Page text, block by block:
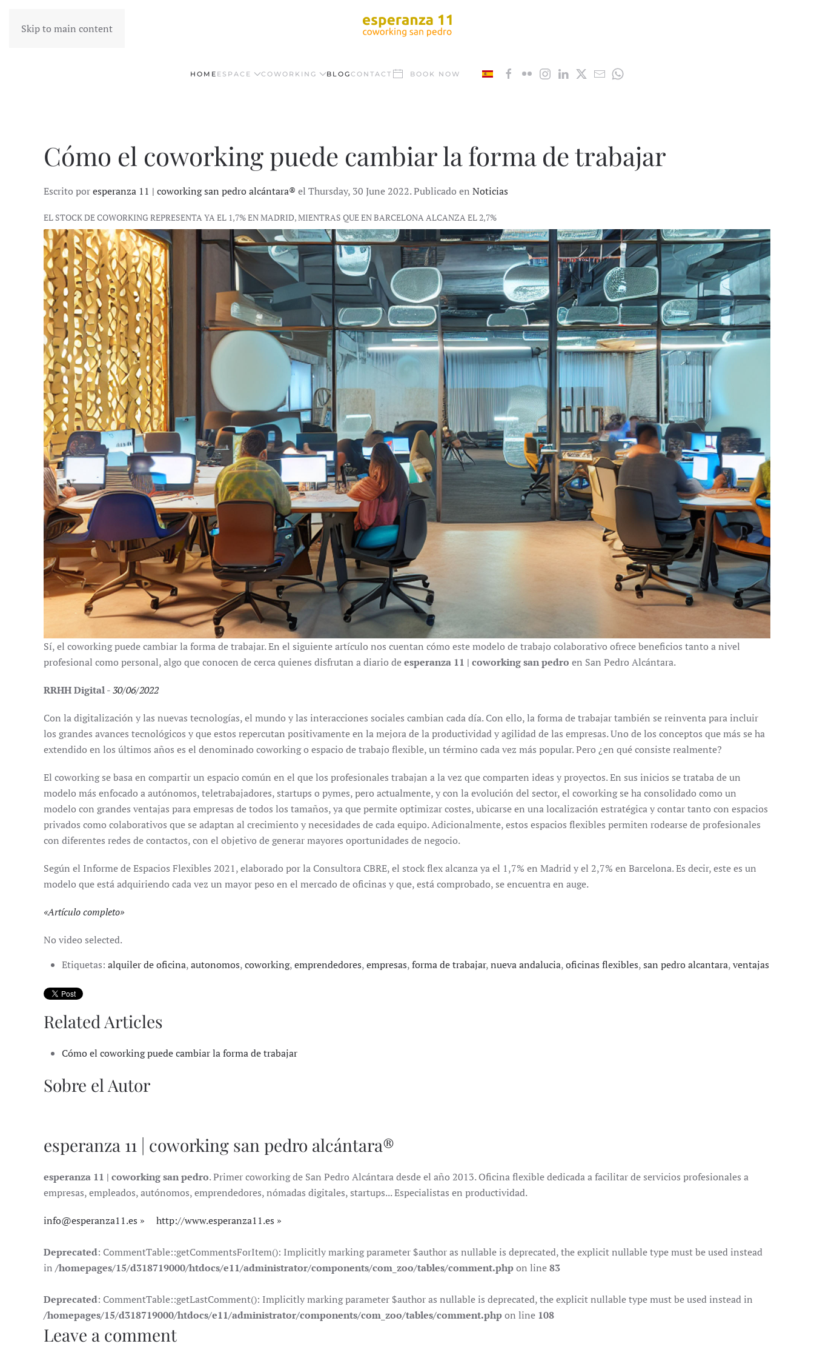
Skip to main content
HOME ESPACE COWORKING BLOGCONTACT BOOK NOW
Cómo el coworking puede cambiar la forma de trabajar
Escrito poresperanza 11 | coworking san pedro alcántara® el Thursday, 30 June 2022. Publicado en Noticias
EL STOCK DE COWORKING REPRESENTA YA EL 1,7% EN MADRID, MIENTRAS QUE EN BARCELONA ALCANZA EL 2,7%
Sí, el coworking puede cambiar la forma de trabajar. En el siguiente artículo nos cuentan cómo este modelo de trabajo colaborativo ofrece beneficios tanto a nivel
profesional como personal, algo que conocen de cerca quienes disfrutan a diario deesperanza 11 | coworking san pedro en San Pedro Alcántara.
RRHH Digital-30/06/2022
Con la digitalización y las nuevas tecnologías, el mundo y las interacciones sociales cambian cada día. Con ello, la forma de trabajar también se reinventa para incluir
los grandes avances tecnológicos y que estos repercutan positivamente en la mejora de la productividad y agilidad de las empresas. Uno de los conceptos que más se ha
extendido en los últimos años es el denominado coworking o espacio de trabajo flexible, un término cada vez más popular. Pero ¿en qué consiste realmente?
El coworking se basa en compartir un espacio común en el que los profesionales trabajan a la vez que comparten ideas y proyectos. En sus inicios se trataba de un
modelo más enfocado a autónomos, teletrabajadores, startups o pymes, pero actualmente, y con la evolución del sector, el coworking se ha consolidado como un
modelo con grandes ventajas para empresas de todos los tamaños, ya que permite optimizar costes, ubicarse en una localización estratégica y contar tanto con espacios
privados como colaborativos que se adaptan al crecimiento y necesidades de cada equipo. Adicionalmente, estos espacios flexibles permiten rodearse de profesionales
con diferentes redes de contactos, con el objetivo de generar mayores oportunidades de negocio.
Según el Informe de Espacios Flexibles 2021, elaborado por la Consultora CBRE, el stock flex alcanza ya el 1,7% en Madrid y el 2,7% en Barcelona. Es decir, este es un
modelo que está adquiriendo cada vez un mayor peso en el mercado de oficinas y que, está comprobado, se encuentra en auge.
«Artículo completo»
No video selected.
Etiquetas: alquiler de oficina,autonomos,coworking,emprendedores,empresas,forma de trabajar,nueva andalucia,oficinas flexibles,san pedro alcantara,ventajas
Related Articles
Cómo el coworking puede cambiar la forma de trabajar
Sobre el Autor
esperanza 11 | coworking san pedro alcántara®
esperanza 11 | coworking san pedro. Primer coworking de San Pedro Alcántara desde el año 2013. Oficina flexible dedicada a facilitar de servicios profesionales a
empresas, empleados, autónomos, emprendedores, nómadas digitales, startups... Especialistas en productividad.
info@esperanza11.es http://www.esperanza11.es
Deprecated: CommentTable::getCommentsForItem(): Implicitly marking parameter $author as nullable is deprecated, the explicit nullable type must be used instead
in /homepages/15/d318719000/htdocs/e11/administrator/components/com_zoo/tables/comment.phpon line83
Deprecated: CommentTable::getLastComment(): Implicitly marking parameter $author as nullable is deprecated, the explicit nullable type must be used instead in
/homepages/15/d318719000/htdocs/e11/administrator/components/com_zoo/tables/comment.phpon line 108
Leave a comment